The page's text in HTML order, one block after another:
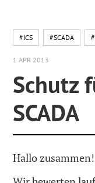
#ICS #SCADA
1 APR 2013
Schutz
SCADA
Hallo zusammen!